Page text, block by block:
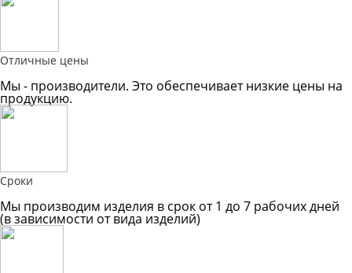
Отличные цены
Мы - производители. Это обеспечивает низкие цены на
продукцию.
Сроки
Мы производим изделия в срок от 1 до 7 рабочих дней
(в зависимости от вида изделий)